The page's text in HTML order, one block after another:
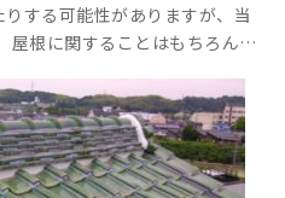
する可能性がありますが、当
屋根に関することはもちろん、
工事の詳細につきましては、
さい！！ ①大阪府和泉市 太陽
阪府和泉市 太陽光パネル脱